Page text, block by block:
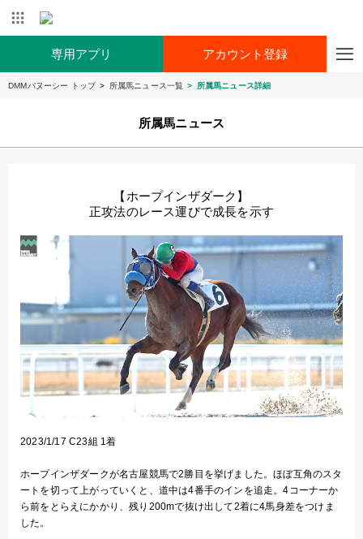
専用アプリ アカウント登録
DMMバヌーシー トップ 所属馬ニュース一覧 所属馬ニュース詳細
所属馬ニュース
【ホープインザダーク】
正攻法のレース運びで成長を示す
2023/1/17 C23組 1着
ホープインザダークが名古屋競馬で2勝目を挙げました。ほぼ互角のスタ
ートを切って上がっていくと、道中は4番手のインを追走。4コーナーか
ら前をとらえにかかり、残り200mで抜け出して2着に4馬身差をつけま
した。